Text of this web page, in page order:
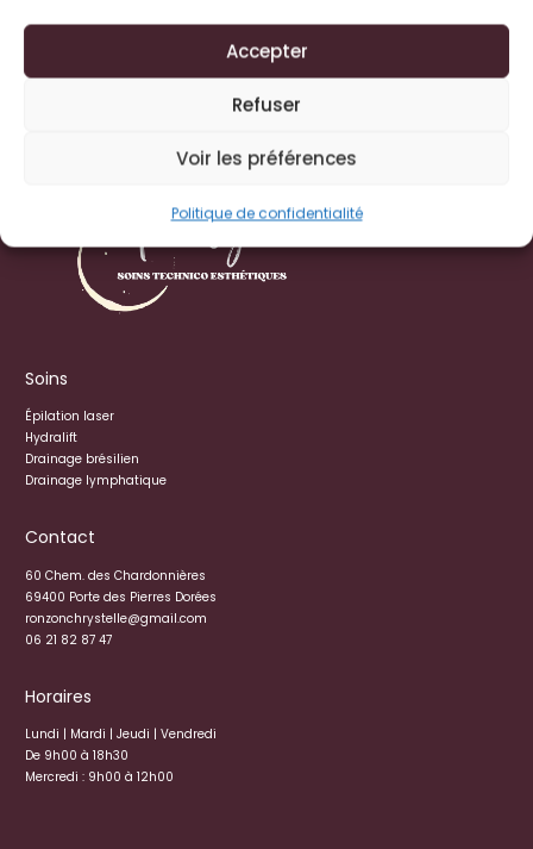
Accepter
Refuser
Voir les préférences
Politique de confidentialité
Soins
Épilation laser
Hydralift
Drainage brésilien
Drainage lymphatique
Contact
60 Chem. des Chardonnières
69400 Porte des Pierres Dorées
ronzonchrystelle@gmail.com
06 21 82 87 47
Horaires
Lundi | Mardi | Jeudi | Vendredi
De 9h00 à 18h30
Mercredi : 9h00 à 12h00